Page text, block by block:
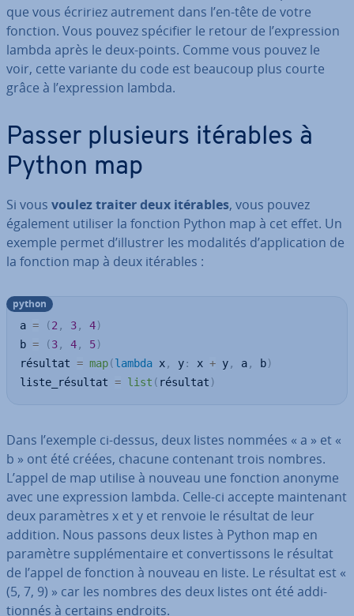
que vous écririez autrement dans l’en-tête de votre
fonction. Vous pouvez spécifier le retour de l’ex­pres­sion
lambda après le deux-points. Comme vous pouvez le
voir, cette variante du code est beaucoup plus courte
grâce à l’ex­pres­sion lambda.
Passer plusieurs itérables à
Python map
Si vous voulez traiter deux itérables, vous pouvez
également utiliser la fonction Python map à cet effet. Un
exemple permet d’illustrer les modalités d’ap­pli­ca­tion de
la fonction map à deux itérables :
a = (2 , 3, 4)
b = (3, 4, 5)
résultat = map(lambda x, y: x + y, a, b)
liste_résultat = list ( résultat )
python
Dans l’exemple ci-dessus, deux listes nommées « a » et «
b » ont été créées, chacune contenant trois nombres.
L’appel de map utilise à nouveau une fonction anonyme
avec une ex­pres­sion lambda. Celle-ci accepte main­te­nant
deux pa­ra­mètres x et y et renvoie le résultat de leur
addition. Nous passons deux listes à Python map en
paramètre sup­plé­men­taire et con­ver­tis­sons le résultat
de l’appel de fonction à nouveau en liste. Le résultat est «
(5, 7, 9) » car les nombres des deux listes ont été ad­di­
tion­nés à certains endroits.